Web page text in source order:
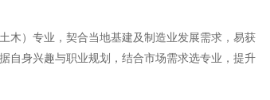
木）专业，契合当地基建及制造业发展需求，易获
自身兴趣与职业规划，结合市场需求选专业，提升